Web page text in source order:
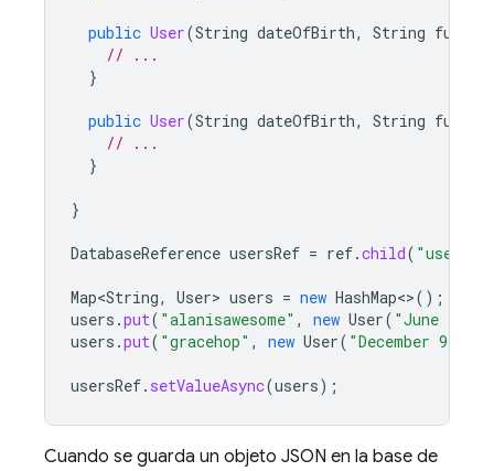
public User(String dateOfBirth, String
// ...
}
public User(String dateOfBirth, String
// ...
}
}
DatabaseReference usersRef = ref.child( "users"
Map<String, User> users = new HashMap<>();
users .put( "alanisawesome" , new User( "June 23,
users .put( "gracehop" , new User( "December 9,
usersRef. setValueAsync(users);
Cuando se guarda un objeto JSON en la base de